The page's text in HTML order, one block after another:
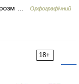
розм …
Орфографічний
18+